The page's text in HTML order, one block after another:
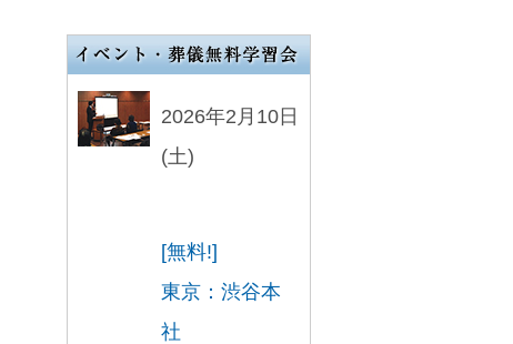
2026年2月10日
(土)
[無料!]
東京：渋谷本
社